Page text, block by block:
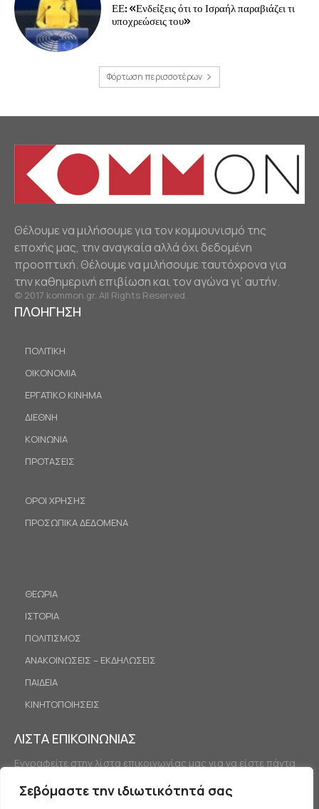
Σεβόμαστε την ιδιωτικότητά σας
ΕΕ: «Ενδείξεις ότι το Ισραήλ παραβιάζει τι
υποχρεώσεις του»
Φόρτωση περισσοτέρων
Θέλουμε να μιλήσουμε για τον κομμουνισμό της
εποχής μας, την αναγκαία αλλά όχι δεδομένη
προοπτική. Θέλουμε να μιλήσουμε ταυτόχρονα για
την καθημερινή επιβίωση και τον αγώνα γι’ αυτήν.
© 2017 kommon.gr. All Rights Reserved.
ΠΛΟΗΓΗΣΗ
ΠΟΛΙΤΙΚΗ
ΟΙΚΟΝΟΜΙΑ
ΕΡΓΑΤΙΚΟ ΚΙΝΗΜΑ
ΔΙΕΘΝΗ
ΚΟΙΝΩΝΙΑ
ΠΡΟΤΑΣΕΙΣ
ΟΡΟΙ ΧΡΗΣΗΣ
ΠΡΟΣΩΠΙΚΑ ΔΕΔΟΜΕΝΑ
ΘΕΩΡΙΑ
ΙΣΤΟΡΙΑ
ΠΟΛΙΤΙΣΜΟΣ
ΑΝΑΚΟΙΝΩΣΕΙΣ – ΕΚΔΗΛΩΣΕΙΣ
ΠΑΙΔΕΙΑ
ΚΙΝΗΤΟΠΟΙΗΣΕΙΣ
ΛΙΣΤΑ ΕΠΙΚΟΙΝΩΝΙΑΣ
Εγγραφείτε στην λίστα επικοινωνίας μας για να είστε πάντα